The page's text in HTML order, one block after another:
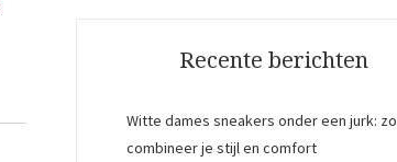
Recente berichten
Witte dames sneakers onder een jurk: zo
combineer je stijl en comfort